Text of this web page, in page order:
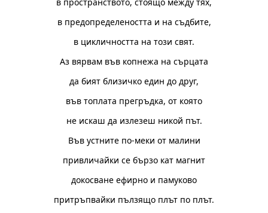
в пространството, стоящо между тях,
в предопределеността и на съдбите,
в цикличността на този свят.
Аз вярвам във копнежа на сърцата
да бият близичко един до друг,
във топлата прегръдка, от която
не искаш да излезеш никой път.
Във устните по-меки от малини
привличайки се бързо кат магнит
докосване ефирно и памуково
притръпвайки пълзящо плът по плът.